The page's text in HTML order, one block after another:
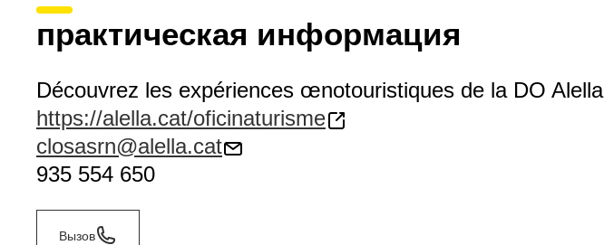
практическая информация
Découvrez les expériences œnotouristiques de la DO Alella
https://alella.cat/oficinaturisme
closasrn@alella.cat
935 554 650
Вызов